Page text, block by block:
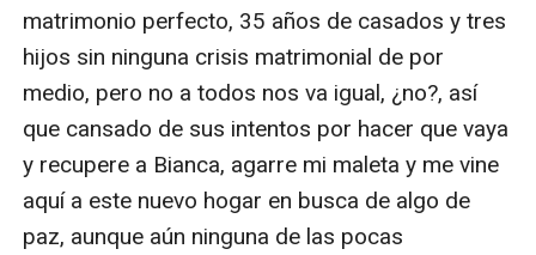
matrimonio perfecto, 35 años de casados y tres
hijos sin ninguna crisis matrimonial de por
medio, pero no a todos nos va igual, ¿no?, así
que cansado de sus intentos por hacer que vaya
y recupere a Bianca, agarre mi maleta y me vine
aquí a este nuevo hogar en busca de algo de
paz, aunque aún ninguna de las pocas